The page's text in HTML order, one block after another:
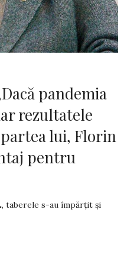
pandemia
rezultatele
lui, Florin
pentru
taberele s-au împărțit și